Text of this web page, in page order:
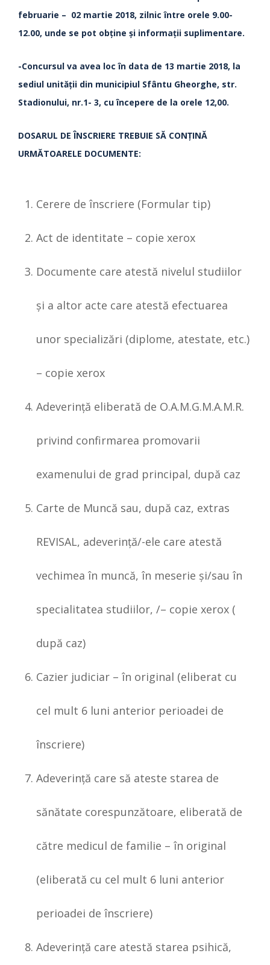
februarie – 02 martie 2018, zilnic între orele 9.00-
12.00, unde se pot obţine şi informaţii suplimentare.
-Concursul va avea loc în data de 13 martie 2018, la
sediul unităţii din municipiul Sfântu Gheorghe, str.
Stadionului, nr.1- 3, cu începere de la orele 12,00.
DOSARUL DE ÎNSCRIERE TREBUIE SĂ CONŢINĂ
URMĂTOARELE DOCUMENTE:
Cerere de înscriere (Formular tip)
Act de identitate – copie xerox
Documente care atestă nivelul studiilor
şi a altor acte care atestă efectuarea
unor specializări (diplome, atestate, etc.)
– copie xerox
Adeverinţă eliberată de O.A.M.G.M.A.M.R.
privind confirmarea promovarii
examenului de grad principal, după caz
Carte de Muncă sau, după caz, extras
REVISAL, adeverinţă/-ele care atestă
vechimea în muncă, în meserie şi/sau în
specialitatea studiilor, /– copie xerox (
după caz)
Cazier judiciar – în original (eliberat cu
cel mult 6 luni anterior perioadei de
înscriere)
Adeverinţă care să ateste starea de
sănătate corespunzătoare, eliberată de
către medicul de familie – în original
(eliberată cu cel mult 6 luni anterior
perioadei de înscriere)
Adeverinţă care atestă starea psihică,